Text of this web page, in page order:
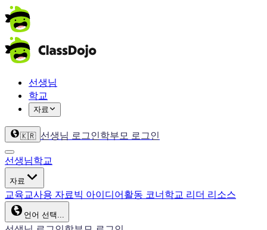
선생님
학교
자료
🇰🇷 선생님 로그인학부모 로그인
선생님학교
자료
교육교사용 자료빅 아이디어활동 코너학교 리더 리소스
언어 선택...